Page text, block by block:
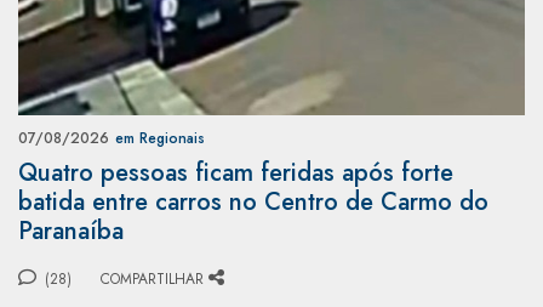
07/08/2026 em Regionais
Quatro pessoas ficam feridas após forte
batida entre carros no Centro de Carmo do
Paranaíba
(28) COMPARTILHAR